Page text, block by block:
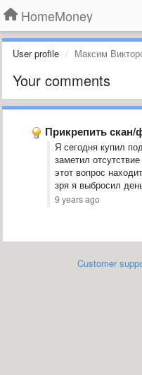
HomeMoney
User profile Максим
Your comments
Прикрепить скан/
Я сегодня купил
заметил
этот вопрос
зря я выбросил
9 years ago
Customer